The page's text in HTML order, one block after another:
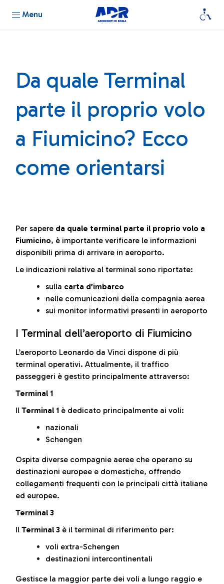
Menu
Da quale Terminal
parte il proprio volo
a Fiumicino? Ecco
come orientarsi
Per sapere da quale terminal parte il proprio volo a
Fiumicino, è importante verificare le informazioni
disponibili prima di arrivare in aeroporto.
Le indicazioni relative al terminal sono riportate:
sulla carta d’imbarco
nelle comunicazioni della compagnia aerea
sui monitor informativi presenti in aeroporto
I Terminal dell’aeroporto di Fiumicino
L’aeroporto Leonardo da Vinci dispone di più
terminal operativi. Attualmente, il traffico
passeggeri è gestito principalmente attraverso:
Terminal 1
Il Terminal 1 è dedicato principalmente ai voli:
nazionali
Schengen
Ospita diverse compagnie aeree che operano su
destinazioni europee e domestiche, offrendo
collegamenti frequenti con le principali città italiane
ed europee.
Terminal 3
Il Terminal 3 è il terminal di riferimento per:
voli extra-Schengen
destinazioni intercontinentali
Gestisce la maggior parte dei voli a lungo raggio e